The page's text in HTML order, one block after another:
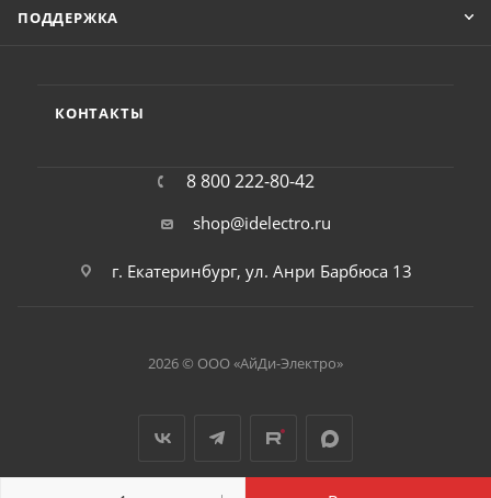
ПОДДЕРЖКА
КОНТАКТЫ
8 800 222-80-42
shop@idelectro.ru
г. Екатеринбург, ул. Анри Барбюса 13
2026 © ООО «АйДи-Электро»